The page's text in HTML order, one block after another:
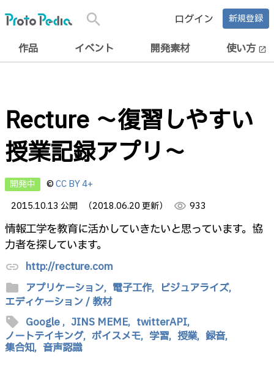
search ログイン 新規登録
作品 イベント 開発素材 使い方 open_in_new
Recture 〜復習しやすい
授業記録アプリ〜
開発中 ©CC BY 4+
2015.10.13 公開
（2018.06.20 更新） visibility 933
情報工学を教育に活かしていきたいと思っています。協
力者を探しています。
link http://recture.com
folder アプリケーション, 電子工作, ビジュアライズ,
エディケーション / 教材
sell Google , JINS MEME, twitterAPI,
ノートテイキング, ボイスメモ, 学習, 授業, 録音,
集合知, 音声認識